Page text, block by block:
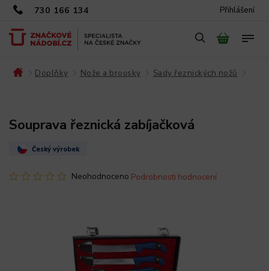
730 166 134 Přihlášení
Doplňky Nože a brousky Sady řeznických nožů
Souprava řeznická zabíjačková
Český výrobek
Neohodnoceno Podrobnosti hodnocení